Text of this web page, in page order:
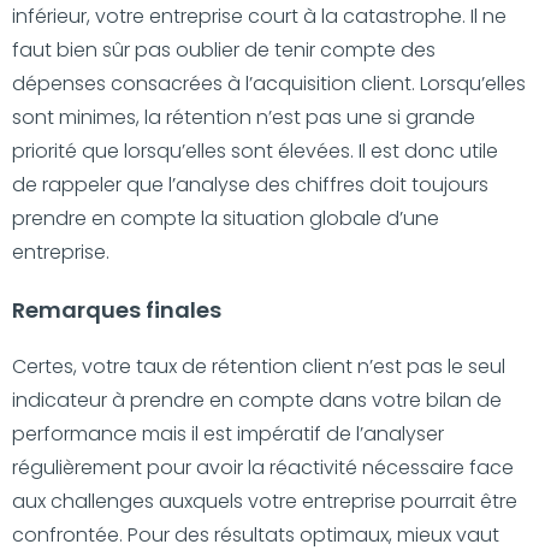
inférieur, votre entreprise court à la catastrophe. Il ne
faut bien sûr pas oublier de tenir compte des
dépenses consacrées à l’acquisition client. Lorsqu’elles
sont minimes, la rétention n’est pas une si grande
priorité que lorsqu’elles sont élevées. Il est donc utile
de rappeler que l’analyse des chiffres doit toujours
prendre en compte la situation globale d’une
entreprise.
Remarques finales
Certes, votre taux de rétention client n’est pas le seul
indicateur à prendre en compte dans votre bilan de
performance mais il est impératif de l’analyser
régulièrement pour avoir la réactivité nécessaire face
aux challenges auxquels votre entreprise pourrait être
confrontée. Pour des résultats optimaux, mieux vaut